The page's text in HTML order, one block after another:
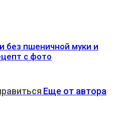
без пшеничной муки и
с фото
Еще от автора